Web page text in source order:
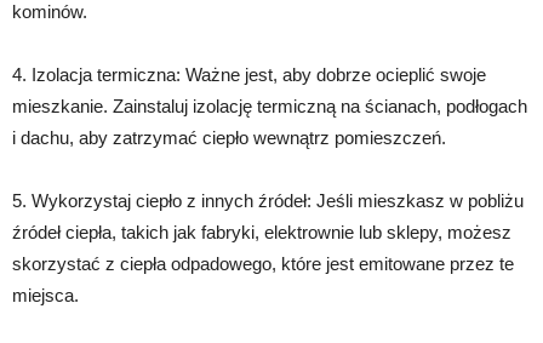
kominów.
4. Izolacja termiczna: Ważne jest, aby dobrze ocieplić swoje
mieszkanie. Zainstaluj izolację termiczną na ścianach, podłogach
i dachu, aby zatrzymać ciepło wewnątrz pomieszczeń.
5. Wykorzystaj ciepło z innych źródeł: Jeśli mieszkasz w pobliżu
źródeł ciepła, takich jak fabryki, elektrownie lub sklepy, możesz
skorzystać z ciepła odpadowego, które jest emitowane przez te
miejsca.